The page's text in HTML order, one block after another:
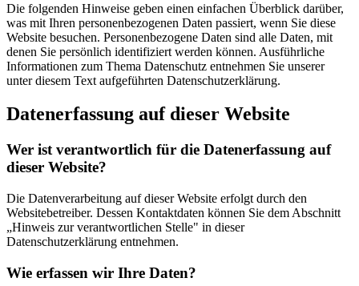
Die folgenden Hinweise geben einen einfachen Überblick darüber,
was mit Ihren personenbezogenen Daten passiert, wenn Sie diese
Website besuchen. Personenbezogene Daten sind alle Daten, mit
denen Sie persönlich identifiziert werden können. Ausführliche
Informationen zum Thema Datenschutz entnehmen Sie unserer
unter diesem Text aufgeführten Datenschutzerklärung.
Datenerfassung auf dieser Website
Wer ist verantwortlich für die Datenerfassung auf
dieser Website?
Die Datenverarbeitung auf dieser Website erfolgt durch den
Websitebetreiber. Dessen Kontaktdaten können Sie dem Abschnitt
„Hinweis zur verantwortlichen Stelle" in dieser
Datenschutzerklärung entnehmen.
Wie erfassen wir Ihre Daten?